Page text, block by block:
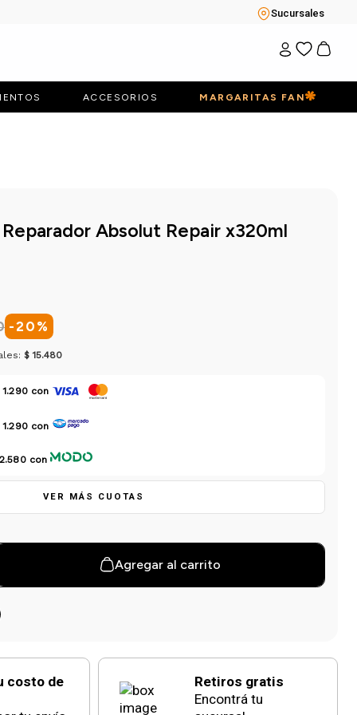
Sucursales
ACCESORIOS MARGARITAS FAN
Absolut Repair x320ml
-20 %
$ 15.480
1.290con
1.290con
con
VER MÁS CUOTAS
Agregar al carrito
costo de
Retiros gratis
Encontrá tu